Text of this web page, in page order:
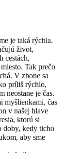
je taká rýchla.
život,
cestách,
Tak prečo
V zhone sa
príliš rýchlo,
neostane je čas.
myšlienkami, čas
v našej hlave
ktorú si
doby, kedy ticho
aby sme